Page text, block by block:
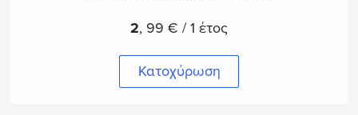
2, 99 € / 1 έτος
Κατοχύρωση